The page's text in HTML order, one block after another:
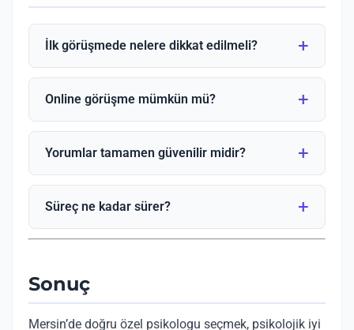
İlk görüşmede nelere dikkat edilmeli?
Online görüşme mümkün mü?
Yorumlar tamamen güvenilir midir?
Süreç ne kadar sürer?
Sonuç
Mersin’de doğru özel psikologu seçmek, psikolojik iyi